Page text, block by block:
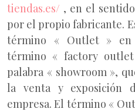
tiendas.es/ , en el
por el propio fabricante.
término « Outlet »
término « factory
palabra « showroom »,
la venta y exposición
empresa. El término «